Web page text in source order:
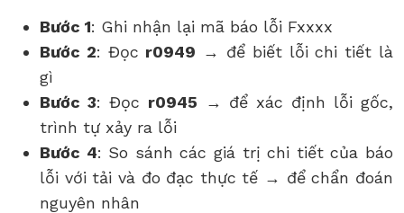
Bước 1: Ghi nhận lại mã báo lỗi Fxxxx
Bước 2: Đọc r0949 → để biết lỗi chi tiết là
gì
Bước 3: Đọc r0945 → để xác định lỗi gốc,
trình tự xảy ra lỗi
Bước 4: So sánh các giá trị chi tiết của báo
lỗi với tải và đo đạc thực tế → để chẩn đoán
nguyên nhân